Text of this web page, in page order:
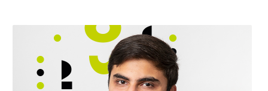
Mon parcours
Diplômé d’une licence Economie-Gestion parcours